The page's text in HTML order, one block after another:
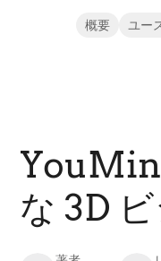
概要 ユー
な 3D